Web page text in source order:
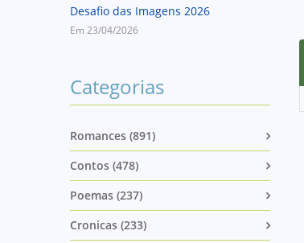
Desafio das Imagens 2026
Em 23/04/2026
Categorias
Romances (891)
Contos (478)
Poemas (237)
Cronicas (233)